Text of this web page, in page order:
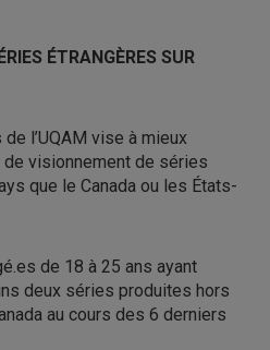
ÉTRANGÈRES SUR
l’UQAM vise à mieux
visionnement de séries
que le Canada ou les États-
de 18 à 25 ans ayant
deux séries produites hors
au cours des 6 derniers